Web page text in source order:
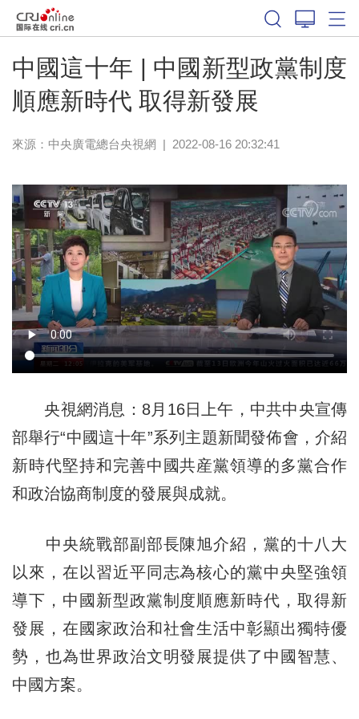
中國這十年 | 中國新型政黨制度
順應新時代 取得新發展
來源： 中央廣電總台央視網 | 2022-08-16 20:32:41
央視網消息：8月16日上午，中共中央宣傳
部舉行“中國這十年”系列主題新聞發佈會，介紹
新時代堅持和完善中國共産黨領導的多黨合作
和政治協商制度的發展與成就。
中央統戰部副部長陳旭介紹，黨的十八大
以來，在以習近平同志為核心的黨中央堅強領
導下，中國新型政黨制度順應新時代，取得新
發展，在國家政治和社會生活中彰顯出獨特優
勢，也為世界政治文明發展提供了中國智慧、
中國方案。